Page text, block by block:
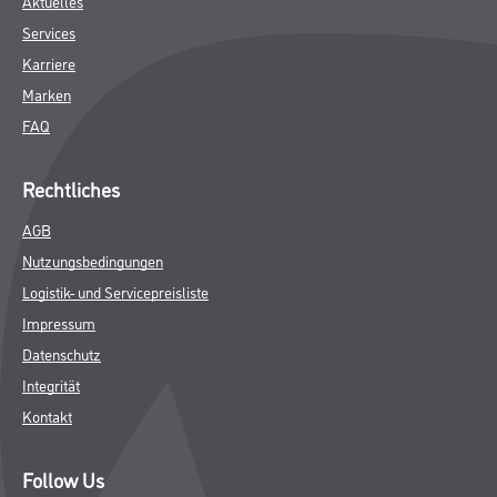
Services
Karriere
Marken
FAQ
Rechtliches
AGB
Nutzungsbedingungen
Logistik- und Servicepreisliste
Impressum
Datenschutz
Integrität
Kontakt
Follow Us